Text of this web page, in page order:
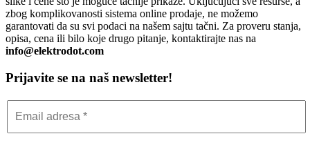
zbog komplikovanosti sistema online prodaje, ne možemo
garantovati da su svi podaci na našem sajtu tačni. Za proveru stanja,
opisa, cena ili bilo koje drugo pitanje, kontaktirajte nas na
info@elektrodot.com
Prijavite se na naš newsletter!